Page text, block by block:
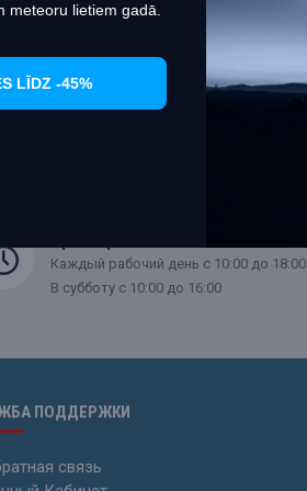
1 страниц)
Каждый рабочий день с 10:00 до 18:00
В субботу с 10:00 до 16:00
ПОДДЕРЖКИ
связь
meteoru lietiem gadā.
LĪDZ -45%